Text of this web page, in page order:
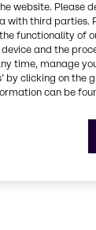
website. Please
with third parties.
functionality of
and the
time, manage
by clicking on
can be